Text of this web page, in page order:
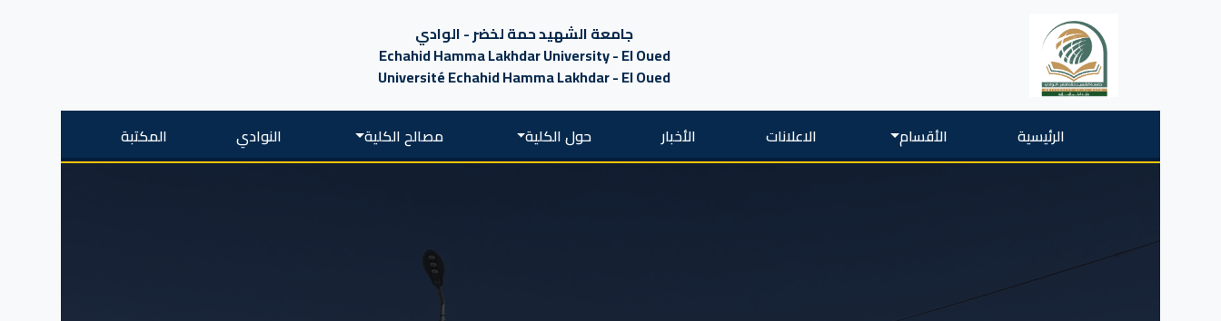
جامعة الشهيد حمة لخضر - الوادي
Echahid Hamma Lakhdar University - El Oued
Université Echahid Hamma Lakhdar - El Oued
الرئيسية الأقسام الاعلانات الأخبار حول الكلية مصالح الكلية النوادي المكتبة